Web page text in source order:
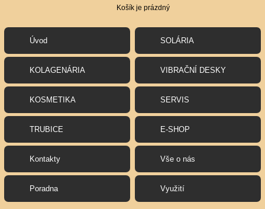
Košík je prázdný
Úvod SOLÁRIA
KOLAGENÁRIA VIBRAČNÍ DESKY
KOSMETIKA SERVIS
TRUBICE E-SHOP
Kontakty Vše o nás
Poradna Využití